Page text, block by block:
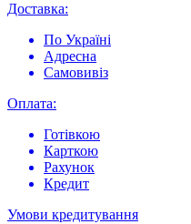
Доставка:
По Україні
Адресна
Самовивіз
Оплата:
Готівкою
Карткою
Рахунок
Кредит
Умови кредитування